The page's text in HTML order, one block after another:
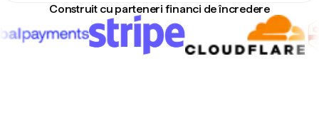
Construit cu parteneri financi de încredere